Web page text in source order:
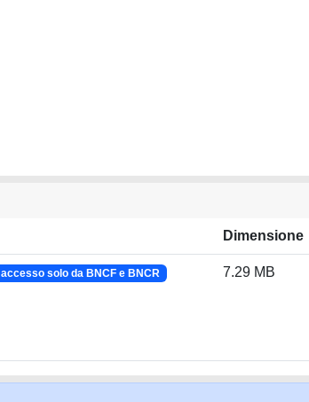
Dimensione
accesso solo da BNCF e BNCR 7.29 MB